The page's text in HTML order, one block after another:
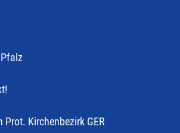
Prot. Kirchenbezirk GER